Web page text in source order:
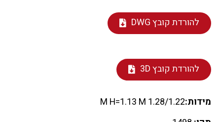
להורדת קובץ DWG
להורדת קובץ 3D
מידות:1.28/1.22 M H=1.13 M